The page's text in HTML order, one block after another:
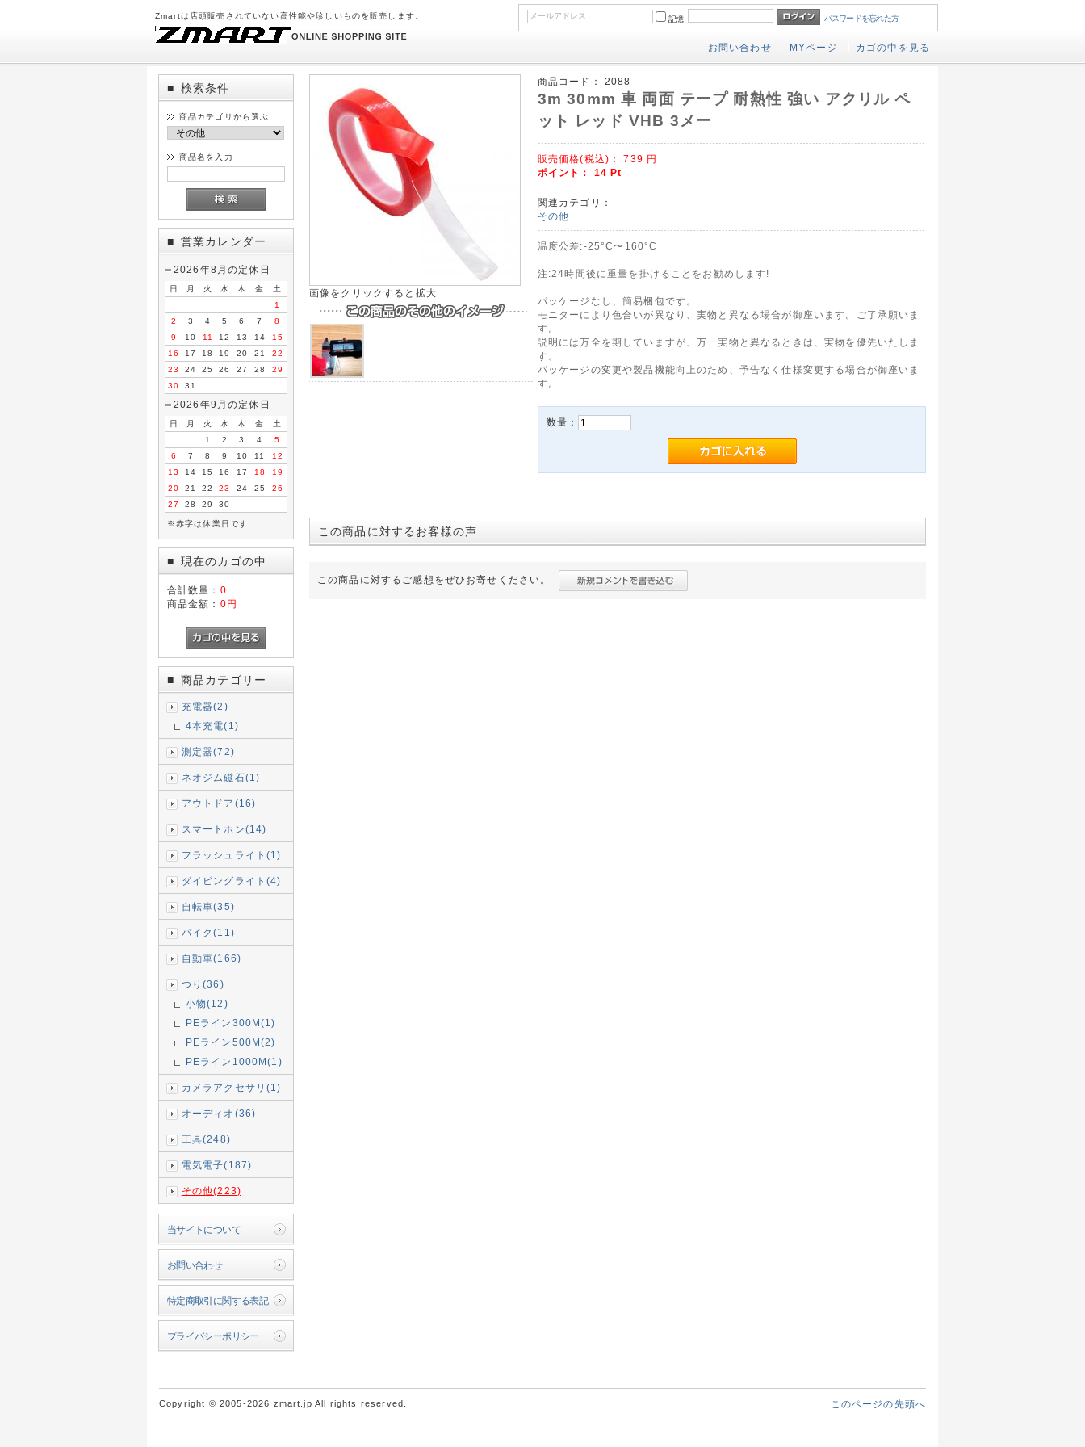
Zmartは店頭販売されていない高性能や珍しいものを販売します。 記憶 パスワードを忘れた方
お問い合わせ MYページ カゴの中を見る
■ 検索条件
商品カテゴリから選ぶ
商品名を入力
■ 営業カレンダー
2026年8月の定休日
日 月 火 水 木 金
土
1
2
3 4 5 6 7
8
9
10 11 12 13 14
15
16
17 18 19 20 21
22
23
24 25 26 27 28
29
30
31
2026年9月の定休日
日 月 火 水 木 金
土
1
2 3 4
5
6
7 8 9 10 11
12
13
14 15 16 17 18
19
20
21 22 23 24 25
26
27
28 29 30
※赤字は休業日です
■ 現在のカゴの中
合計数量： 0
商品金額： 0円
■ 商品カテゴリー
充電器(2)
4本充電(1)
測定器(72)
ネオジム磁石(1)
アウトドア(16)
スマートホン(14)
フラッシュライト(1)
ダイビングライト(4)
自転車(35)
バイク(11)
自動車(166)
つり(36)
小物(12)
PEライン300M(1)
PEライン500M(2)
PEライン1000M(1)
カメラアクセサリ(1)
オーディオ(36)
工具(248)
電気電子(187)
その他(223)
当サイトについて
お問い合わせ
特定商取引に関する表記
プライバシーポリシー
画像をクリックすると拡大
商品コード： 2088
3m 30mm 車 両面 テープ 耐熱性 強い アクリル ペ
ット レッド VHB 3メー
販売価格(税込)：739 円
ポイント： 14Pt
関連カテゴリ：
その他
温度公差:-25°C〜160°C
注:24時間後に重量を掛けることをお勧めします!
パッケージなし、簡易梱包です。
モニターにより色合いが異なり、実物と異なる場合が御座います。ご了承願いま
す。
説明には万全を期していますが、万一実物と異なるときは、実物を優先いたしま
す。
パッケージの変更や製品機能向上のため、予告なく仕様変更する場合が御座いま
す。
数量：
この商品に対するお客様の声
この商品に対するご感想をぜひお寄せください。
このページの先頭へ
Copyright © 2005-2026 zmart.jp All rights reserved.